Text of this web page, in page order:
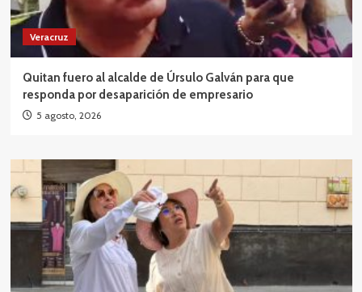
Veracruz
Quitan fuero al alcalde de Úrsulo Galván para que
responda por desaparición de empresario
5 agosto, 2026